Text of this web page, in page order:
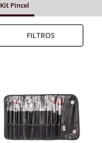
Kit Pincel
FILTROS